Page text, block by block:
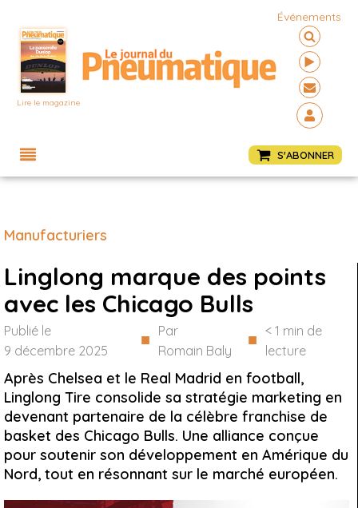
Lire le magazine
Événements
S'ABONNER
Manufacturiers
Linglong marque des points
avec les Chicago Bulls
Publié le
9 décembre 2025
■ Par
Romain Baly
■ < 1 min de
lecture
Après Chelsea et le Real Madrid en football,
Linglong Tire consolide sa stratégie marketing en
devenant partenaire de la célèbre franchise de
basket des Chicago Bulls. Une alliance conçue
pour soutenir son développement en Amérique du
Nord, tout en résonnant sur le marché européen.